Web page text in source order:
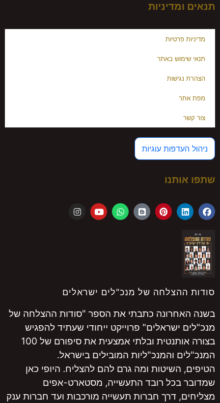
תנאים ומדיניות
מדיניות פרטיות
תנאי שימוש באתר
הצהרת נגישות
מפת אתר
צור קשר
ניהול העדפות עוגיות
שתפו אותנו
סודות ההצלחה של מנכ"לים ישראלים
בשנה האחרונה כתבתי את הספר "סודות ההצלחה של
מנכ"לים ישראלים" פרוייקט ייחודי שעתיד להפגיש
בצורה אותנטית ובלתי אמצעית את סיפורם של 100
המנכ"לים והמנכ"ליות המובילים בישראל.
הטיפים, השיטות ומה גרם להם להצליח. היופי כאן
שמדובר בכל רובד התעשייה, מסטארט-אפים
מצליחים, דרך חברות תעשייה מורכבות ועד חברות ענק